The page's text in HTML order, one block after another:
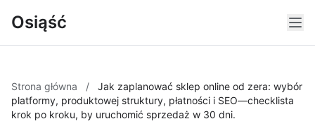
Osiąść
Strona główna /
Jak zaplanować sklep online od zera: wybór
platformy, produktowej struktury, płatności i SEO—checklista
krok po kroku, by uruchomić sprzedaż w 30 dni.